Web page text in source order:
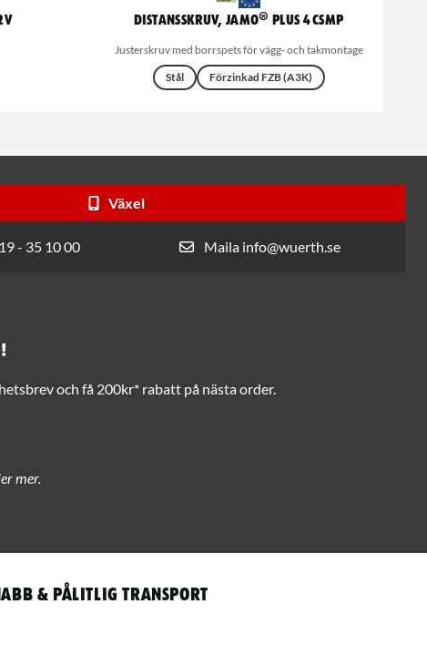
Distansskruv, JAMO® plus 4 CSMP
Justerskruv med borrspets för vägg- och takmontage
Stål
Förzinkad FZB (A3K)
Växel
- 35 10 00 Maila info@wuerth.se
och få 200kr* rabatt på nästa order.
mer.
& pålitlig transport